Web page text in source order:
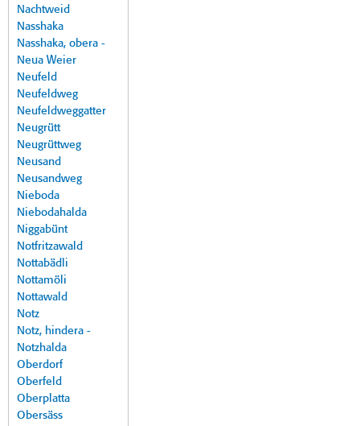
Nachtweid
Nasshaka
Nasshaka, obera -
Neua Weier
Neufeld
Neufeldweg
Neufeldweggatter
Neugrütt
Neugrüttweg
Neusand
Neusandweg
Nieboda
Niebodahalda
Niggabünt
Notfritzawald
Nottabädli
Nottamöli
Nottawald
Notz
Notz, hindera -
Notzhalda
Oberdorf
Oberfeld
Oberplatta
Obersäss